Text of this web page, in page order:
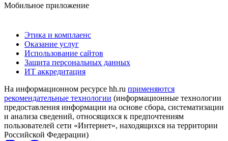
Мобильное приложение
Этика и комплаенс
Оказание услуг
Использование сайтов
Защита персональных данных
ИТ аккредитация
На информационном ресурсе hh.ru применяются
рекомендательные технологии (информационные технологии
предоставления информации на основе сбора, систематизации
и анализа сведений, относящихся к предпочтениям
пользователей сети «Интернет», находящихся на территории
Российской Федерации)